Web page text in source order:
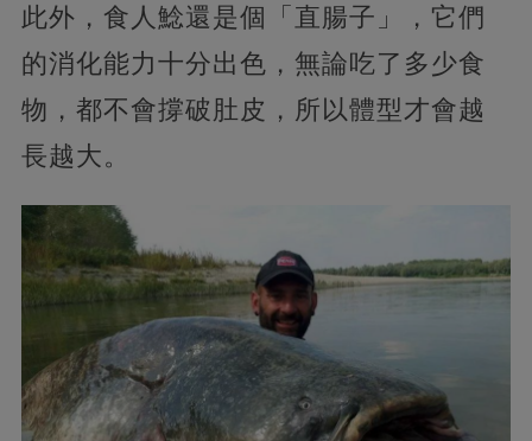
此外，食人鯰還是個「直腸子」，它們
的消化能力十分出色，無論吃了多少食
物，都不會撐破肚皮，所以體型才會越
長越大。